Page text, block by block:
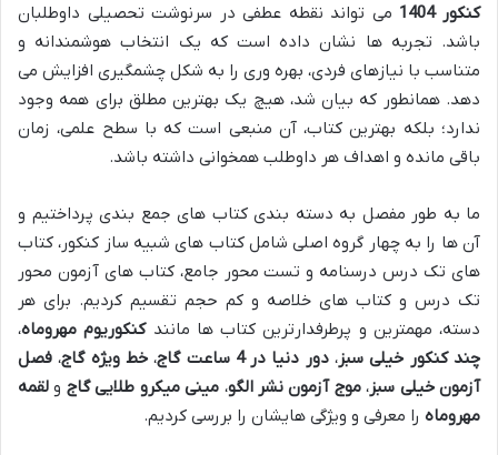
کنکور 1404
می تواند نقطه عطفی در سرنوشت تحصیلی داوطلبان
باشد. تجربه ها نشان داده است که یک انتخاب هوشمندانه و
متناسب با نیازهای فردی، بهره وری را به شکل چشمگیری افزایش می
دهد. همانطور که بیان شد، هیچ یک بهترین مطلق برای همه وجود
ندارد؛ بلکه بهترین کتاب، آن منبعی است که با سطح علمی، زمان
باقی مانده و اهداف هر داوطلب همخوانی داشته باشد.
ما به طور مفصل به دسته بندی کتاب های جمع بندی پرداختیم و
آن ها را به چهار گروه اصلی شامل کتاب های شبیه ساز کنکور، کتاب
های تک درس درسنامه و تست محور جامع، کتاب های آزمون محور
تک درس و کتاب های خلاصه و کم حجم تقسیم کردیم. برای هر
دسته، مهمترین و پرطرفدارترین کتاب ها مانندکنکوریوم مهروماه،
چند کنکور خیلی سبز،دور دنیا در 4 ساعت گاج ،خط ویژه گاج، فصل
آزمون خیلی سبز،موج آزمون نشر الگو، مینی میکرو طلایی گاج و لقمه
مهروماه را معرفی و ویژگی هایشان را بررسی کردیم.